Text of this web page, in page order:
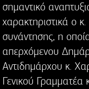
σημαντικό
χαρακτηριστικά ο
συνάντησης, η
απερχόμενου
Αντιδημάρχου κ.
Γενικού